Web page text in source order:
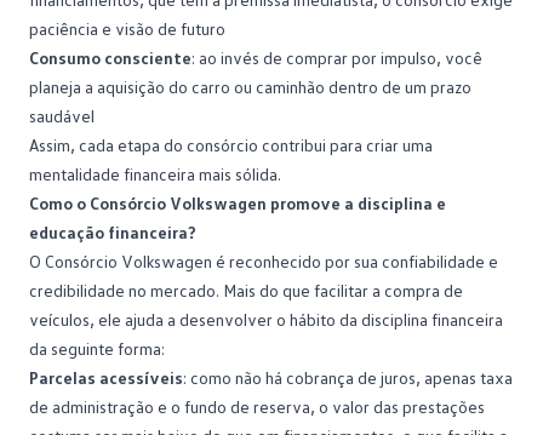
paciência e visão de futuro
Consumo consciente: ao invés de comprar por impulso, você
planeja a aquisição do carro ou caminhão dentro de um prazo
saudável
Assim, cada etapa do consórcio contribui para criar uma
mentalidade financeira mais sólida.
Como o Consórcio Volkswagen promove a disciplina e
educação financeira?
O Consórcio Volkswagen é reconhecido por sua confiabilidade e
credibilidade no mercado. Mais do que facilitar a compra de
veículos, ele ajuda a desenvolver o hábito da disciplina financeira
da seguinte forma:
Parcelas acessíveis: como não há cobrança de juros, apenas taxa
de administração e o fundo de reserva, o valor das prestações